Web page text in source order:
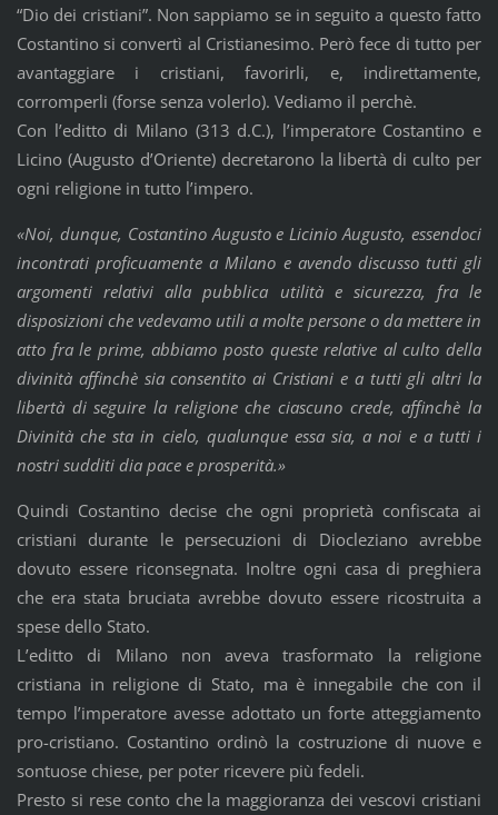
“Dio dei cristiani”. Non sappiamo se in seguito a questo fatto
Costantino si convertì al Cristianesimo. Però fece di tutto per
avantaggiare i cristiani, favorirli, e, indirettamente,
corromperli (forse senza volerlo). Vediamo il perchè.
Con l’editto di Milano (313 d.C.), l’imperatore Costantino e
Licino (Augusto d’Oriente) decretarono la libertà di culto per
ogni religione in tutto l’impero.
«Noi, dunque, Costantino Augusto e Licinio Augusto, essendoci
incontrati proficuamente a Milano e avendo discusso tutti gli
argomenti relativi alla pubblica utilità e sicurezza, fra le
disposizioni che vedevamo utili a molte persone o da mettere in
atto fra le prime, abbiamo posto queste relative al culto della
divinità affinchè sia consentito ai Cristiani e a tutti gli altri la
libertà di seguire la religione che ciascuno crede, affinchè la
Divinità che sta in cielo, qualunque essa sia, a noi e a tutti i
nostri sudditi dia pace e prosperità.»
Quindi Costantino decise che ogni proprietà confiscata ai
cristiani durante le persecuzioni di Diocleziano avrebbe
dovuto essere riconsegnata. Inoltre ogni casa di preghiera
che era stata bruciata avrebbe dovuto essere ricostruita a
spese dello Stato.
L’editto di Milano non aveva trasformato la religione
cristiana in religione di Stato, ma è innegabile che con il
tempo l’imperatore avesse adottato un forte atteggiamento
pro-cristiano. Costantino ordinò la costruzione di nuove e
sontuose chiese, per poter ricevere più fedeli.
Presto si rese conto che la maggioranza dei vescovi cristiani